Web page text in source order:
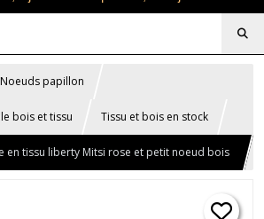
papillon
bois et tissu Tissu et bois en stock
en tissu liberty Mitsi rose et petit noeud bois